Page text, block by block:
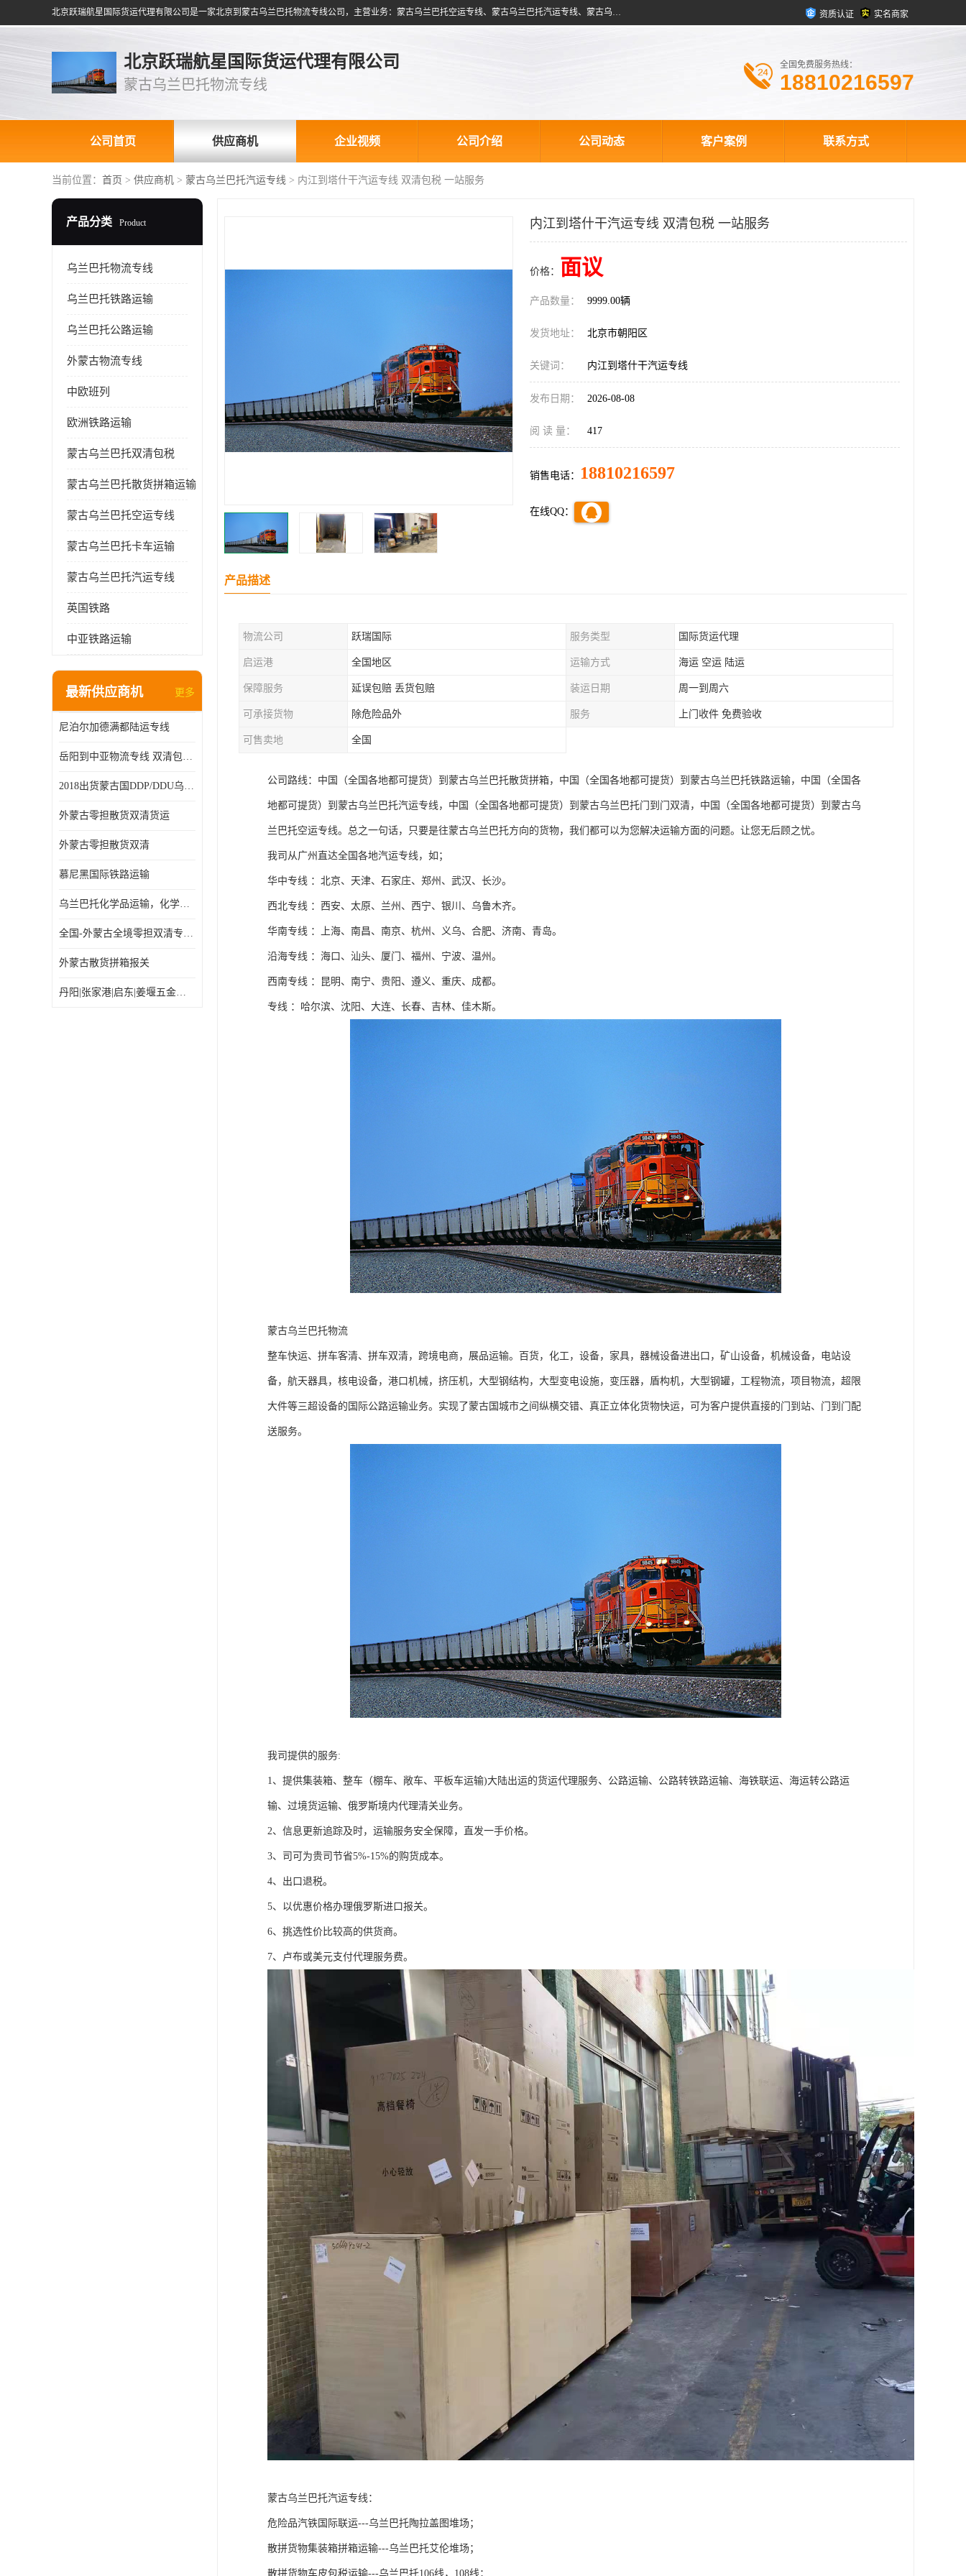
北京跃瑞航星国际货运代理有限公司是一家北京到蒙古乌兰巴托物流专线公司，主营业务：蒙古乌兰巴托空运专线、蒙古乌兰巴托汽运专线、蒙古乌兰巴托散货拼箱、蒙古乌兰巴托双清包税、蒙古乌兰巴托铁路运输等运输服务。以北京为中心服务于全国各地，运输能力及代理网络覆盖蒙古、俄罗斯、中亚五国各主要城市及站点。 资质认证 实名商家
北京跃瑞航星国际货运代理有限公司
蒙古乌兰巴托物流专线
全国免费服务热线：
18810216597
公司首页 供应商机 企业视频 公司介绍 公司动态 客户案例 联系方式
当前位置： 首页 > 供应商机 > 蒙古乌兰巴托汽运专线 > 内江到塔什干汽运专线 双清包税 一站服务
产品分类 Product
乌兰巴托物流专线
乌兰巴托铁路运输
乌兰巴托公路运输
外蒙古物流专线
中欧班列
欧洲铁路运输
蒙古乌兰巴托双清包税
蒙古乌兰巴托散货拼箱运输
蒙古乌兰巴托空运专线
蒙古乌兰巴托卡车运输
蒙古乌兰巴托汽运专线
英国铁路
中亚铁路运输
最新供应商机 更多
尼泊尔加德满都陆运专线
岳阳到中亚物流专线 双清包税 一站服务
2018出货蒙古国DDP/DDU乌兰巴托双清国际物流专线
外蒙古零担散货双清货运
外蒙古零担散货双清
慕尼黑国际铁路运输
乌兰巴托化学品运输，化学品怎么运到乌兰巴托
全国-外蒙古全境零担双清专线/外蒙古DDP双清
外蒙古散货拼箱报关
丹阳|张家港|启东|姜堰五金机电工具出口乌兰巴托怎么运输较划算
内江到塔什干汽运专线 双清包税 一站服务
价格： 面议
产品数量： 9999.00辆
发货地址： 北京市朝阳区
关键词： 内江到塔什干汽运专线
发布日期： 2026-08-08
阅 读 量： 417
销售电话： 18810216597
在线QQ：
产品描述
物流公司 跃瑞国际 服务类型 国际货运代理
启运港 全国地区 运输方式 海运 空运 陆运
保障服务 延误包赔 丢货包赔 装运日期 周一到周六
可承接货物 除危险品外 服务 上门收件 免费验收
可售卖地 全国
公司路线：中国（全国各地都可提货）到蒙古乌兰巴托散货拼箱，中国（全国各地都可提货）到蒙古乌兰巴托铁路运输，中国（全国各
地都可提货）到蒙古乌兰巴托汽运专线，中国（全国各地都可提货）到蒙古乌兰巴托门到门双清，中国（全国各地都可提货）到蒙古乌
兰巴托空运专线。总之一句话，只要是往蒙古乌兰巴托方向的货物，我们都可以为您解决运输方面的问题。让您无后顾之忧。
我司从广州直达全国各地汽运专线，如；
华中专线 ：北京、天津、石家庄、郑州、武汉、长沙。
西北专线 ：西安、太原、兰州、西宁、银川、乌鲁木齐。
华南专线 ：上海、南昌、南京、杭州、义乌、合肥、济南、青岛。
沿海专线 ：海口、汕头、厦门、福州、宁波、温州。
西南专线 ：昆明、南宁、贵阳、遵义、重庆、成都。
专线 ：哈尔滨、沈阳、大连、长春、吉林、佳木斯。
蒙古乌兰巴托物流
整车快运、拼车客清、拼车双清，跨境电商，展品运输。百货，化工，设备，家具，器械设备进出口，矿山设备，机械设备，电站设
备，航天器具，核电设备，港口机械，挤压机，大型钢结构，大型变电设施，变压器，盾构机，大型钢罐，工程物流，项目物流，超限
大件等三超设备的国际公路运输业务。实现了蒙古国城市之间纵横交错、真正立体化货物快运，可为客户提供直接的门到站、门到门配
送服务。
我司提供的服务:
1、提供集装箱、整车（棚车、敞车、平板车运输)大陆出运的货运代理服务、公路运输、公路转铁路运输、海铁联运、海运转公路运
输、过境货运输、俄罗斯境内代理清关业务。
2、信息更新追踪及时，运输服务安全保障，直发一手价格。
3、司可为贵司节省5%-15%的购货成本。
4、出口退税。
5、以优惠价格办理俄罗斯进口报关。
6、挑选性价比较高的供货商。
7、卢布或美元支付代理服务费。
蒙古乌兰巴托汽运专线：
危险品汽铁国际联运---乌兰巴托陶拉盖图堆场；
散拼货物集装箱拼箱运输---乌兰巴托艾伦堆场；
散拼货物车皮包税运输---乌兰巴托106线，108线；